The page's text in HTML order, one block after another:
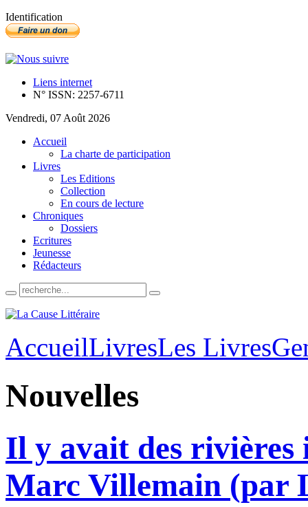
Identification
Liens internet
N° ISSN: 2257-6711
Vendredi, 07 Août 2026
Accueil
La charte de participation
Livres
Les Editions
Collection
En cours de lecture
Chroniques
Dossiers
Ecritures
Jeunesse
Rédacteurs
AccueilLivresLes Livres
Nouvelles
Il y avait des rivières
Marc Villemain (par